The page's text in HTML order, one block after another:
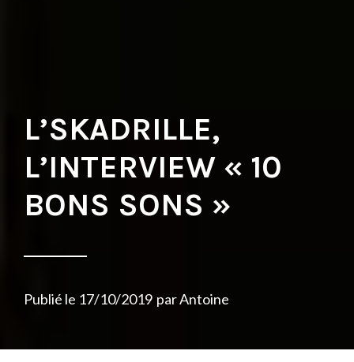
L’SKADRILLE,
L’INTERVIEW « 10
BONS SONS »
Publié le 17/10/2019 parAntoine